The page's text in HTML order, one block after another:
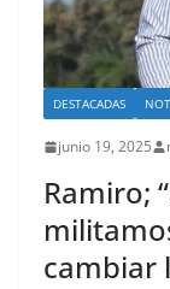
DESTACADAS
junio 19, 2025
Ramiro;
cambiar